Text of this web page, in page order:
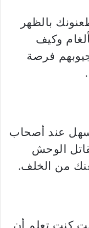
بالظهر
وكيف
فرصة
أسهل عند أصحاب
الوحش
من الخلف.
كنت تعلم أن